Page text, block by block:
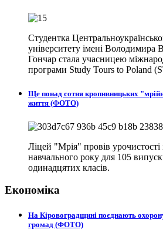
Студентка
університету імені Володимира
Гончар стала учасницею
програми Study Tours to Poland
Ще понад сотня кропивницьких
життя (ФОТО)
Ліцей "Мрія" провів
навчального року для 105
одинадцятих класів.
Економіка
На Кіровоградщині поєднають
громад (ФОТО)